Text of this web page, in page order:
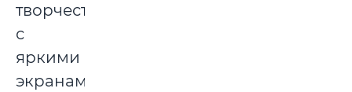
творчества
с
яркими
экранами,